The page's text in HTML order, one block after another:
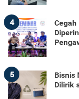
4
Cegah
5
Bisnis
Dilirik